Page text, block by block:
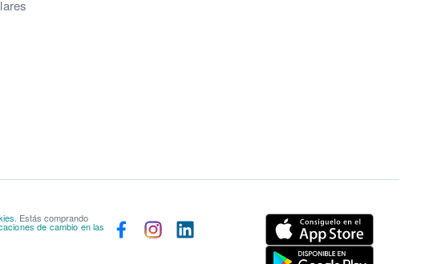
. Estás comprando
de cambio en las